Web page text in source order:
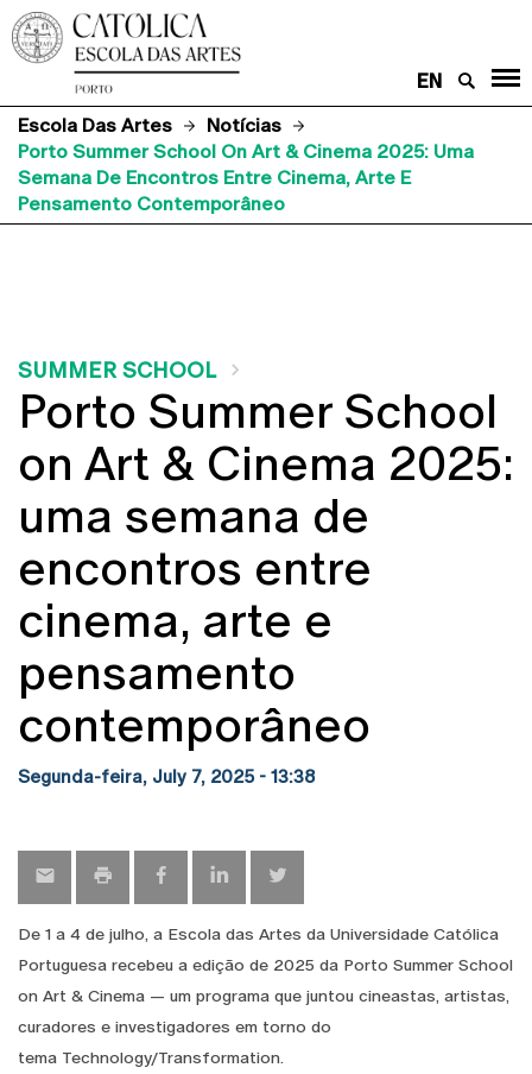
EN
Escola Das Artes
Notícias
Porto Summer School On Art & Cinema 2025: Uma
Semana De Encontros Entre Cinema, Arte E
Pensamento Contemporâneo
SUMMER SCHOOL
Porto Summer School
on Art & Cinema 2025:
uma semana de
encontros entre
cinema, arte e
pensamento
contemporâneo
Segunda-feira, July 7, 2025 - 13:38
De 1 a 4 de julho, a Escola das Artes da Universidade Católica
Portuguesa recebeu a edição de 2025 da Porto Summer School
on Art & Cinema — um programa que juntou cineastas, artistas,
curadores e investigadores em torno do
tema Technology/Transformation.